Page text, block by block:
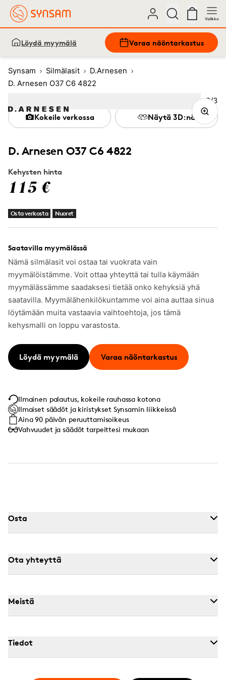
Valikko
Löydä myymälä Varaa näöntarkastus
Synsam Silmälasit
D.Arnesen
D. Arnesen O37 C6 4822
D. Arnesen O37 C6 4822
Kehysten hinta
115 €
Osta verkosta Nuoret
Saatavilla myymälässä
Nämä silmälasit voi ostaa tai vuokrata vain
myymälöistämme. Voit ottaa yhteyttä tai tulla käymään
myymälässämme saadaksesi tietää onko kehyksiä yhä
saatavilla. Myymälähenkilökuntamme voi aina auttaa sinua
löytämään muita vastaavia vaihtoehtoja, jos tämä
kehysmalli on loppu varastosta.
Löydä myymälä Varaa näöntarkastus
Kokeile verkossa Näytä 3D:nä
Ilmainen palautus, kokeile rauhassa kotona
Ilmaiset säädöt ja kiristykset Synsamin liikkeissä
Aina 90 päivän peruuttamisoikeus
Vahvuudet ja säädöt tarpeittesi mukaan
Kuva
2/3
Image 1 3
Osta
Ota yhteyttä
Meistä
Tiedot